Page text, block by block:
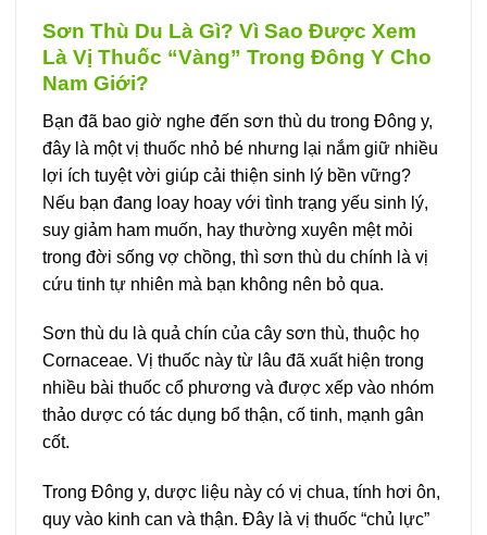
Sơn Thù Du Là Gì? Vì Sao Được Xem
Là Vị Thuốc “Vàng” Trong Đông Y Cho
Nam Giới?
Bạn đã bao giờ nghe đến sơn thù du trong Đông y,
đây là một vị thuốc nhỏ bé nhưng lại nắm giữ nhiều
lợi ích tuyệt vời giúp cải thiện sinh lý bền vững?
Nếu bạn đang loay hoay với tình trạng yếu sinh lý,
suy giảm ham muốn, hay thường xuyên mệt mỏi
trong đời sống vợ chồng, thì sơn thù du chính là vị
cứu tinh tự nhiên mà bạn không nên bỏ qua.
Sơn thù du là quả chín của cây sơn thù, thuộc họ
Cornaceae. Vị thuốc này từ lâu đã xuất hiện trong
nhiều bài thuốc cổ phương và được xếp vào nhóm
thảo dược có tác dụng bổ thận, cố tinh, mạnh gân
cốt.
Trong Đông y, dược liệu này có vị chua, tính hơi ôn,
quy vào kinh can và thận. Đây là vị thuốc “chủ lực”